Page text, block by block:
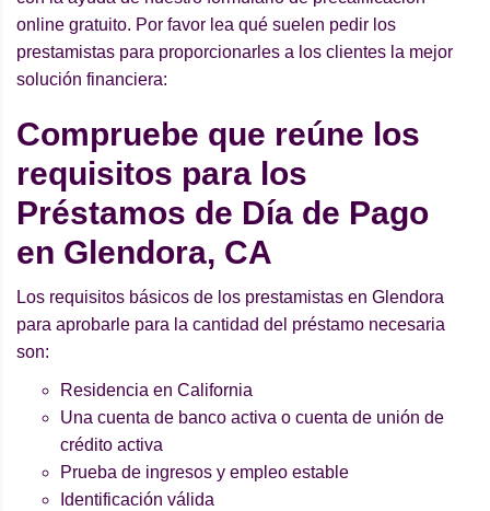
online gratuito. Por favor lea qué suelen pedir los
prestamistas para proporcionarles a los clientes la mejor
solución financiera:
Compruebe que reúne los
requisitos para los
Préstamos de Día de Pago
en Glendora, CA
Los requisitos básicos de los prestamistas en Glendora
para aprobarle para la cantidad del préstamo necesaria
son:
Residencia en California
Una cuenta de banco activa o cuenta de unión de
crédito activa
Prueba de ingresos y empleo estable
Identificación válida